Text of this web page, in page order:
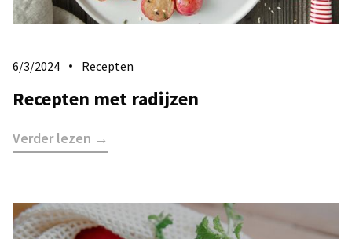
6/3/2024 Recepten
Recepten met radijzen
Verder lezen →